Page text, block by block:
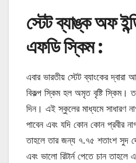
স্টেট ব্যাঙ্ক অফ
এফডি স্কিম:
এবার ভারতীয় স্টেট ব্যাংকের
বিকল্প স্কিম হল অমৃত বৃষ্টি স্কিম।
দিন। এই স্কুলের মাধ্যমে সাধারণ
পাবেন এবং যদি কোন কোন প্রবীর
তাহলে তার জন্য ৭.৭৫ শতাংশ সুদ
এবং ভালো রিটার্ন পেতে চান